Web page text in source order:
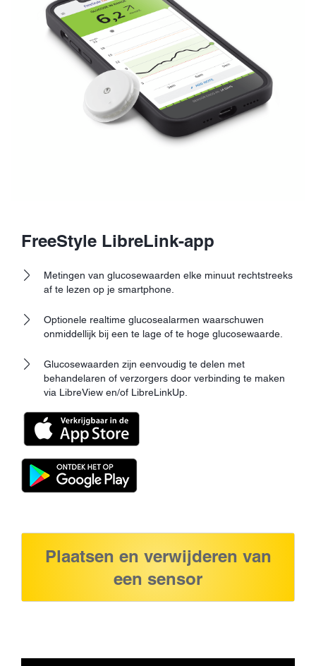
FreeStyle LibreLink-app
Metingen van glucosewaarden elke minuut rechtstreeks
af te lezen op je smartphone.
Optionele realtime glucosealarmen waarschuwen
onmiddellijk bij een te lage of te hoge glucosewaarde.
Glucosewaarden zijn eenvoudig te delen met
behandelaren of verzorgers door verbinding te maken
via LibreView en/of LibreLinkUp.
Plaatsen en verwijderen van
een sensor